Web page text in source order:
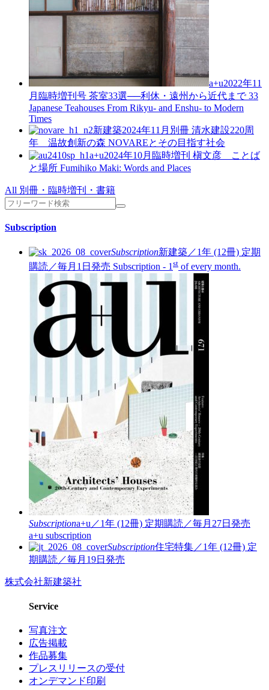
a+u2022年11
月臨時増刊号 茶室33選──利休・遠州から近代まで 33
Japanese Teahouses From Rikyu- and Enshu- to Modern
Times
新建築2024年11月別冊 清水建設220周
年 温故創新の森 NOVAREとその目指す社会
a+u2024年10月臨時増刊 槇文彦 ことば
と場所 Fumihiko Maki: Words and Places
All 別冊・臨時増刊・書籍
Subscription
Subscription新建築／1年 (12冊) 定期
購読／毎月1日発売 Subscription - 1 st of every month.
Subscriptiona+u／1年 (12冊) 定期購読／毎月27日発売
a+u subscription
Subscription住宅特集／1年 (12冊) 定
期購読／毎月19日発売
株式会社新建築社
Service
写真注文
広告掲載
作品募集
プレスリリースの受付
オンデマンド印刷